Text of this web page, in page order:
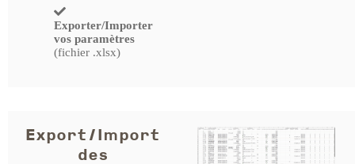
Exporter/Importer
vos paramètres
(fichier .xlsx)
Export/Import
des